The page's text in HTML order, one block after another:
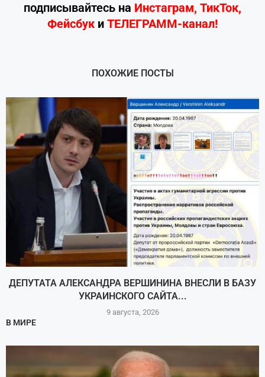
подписывайтесь на Инстаграм, ТикТок,
Фейсбук и ТЕЛЕГРАММ-канал!
ПОХОЖИЕ ПОСТЫ
ДЕПУТАТА АЛЕКСАНДРА ВЕРШИНИНА ВНЕСЛИ В БАЗУ
УКРАИНСКОГО САЙТА...
9 августа, 2026
В МИРЕ